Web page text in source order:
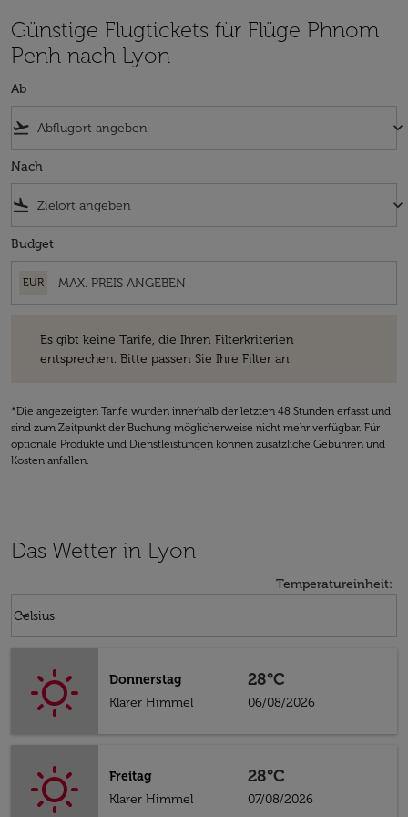
Günstige Flugtickets für Flüge Phnom
Penh nach Lyon
Ab
flight_takeoff keyboard_arrow_down
Nach
flight_land keyboard_arrow_down
Budget
EUR
Es gibt keine Tarife, die Ihren Filterkriterien
entsprechen. Bitte passen Sie Ihre Filter an.
*Die angezeigten Tarife wurden innerhalb der letzten 48 Stunden erfasst und
sind zum Zeitpunkt der Buchung möglicherweise nicht mehr verfügbar. Für
optionale Produkte und Dienstleistungen können zusätzliche Gebühren und
Kosten anfallen.
Das Wetter in Lyon
Temperatureinheit:
Celsius
keyboard_arrow_down
Donnerstag
Klarer Himmel
28°C
06/08/2026
Freitag
Klarer Himmel
28°C
07/08/2026